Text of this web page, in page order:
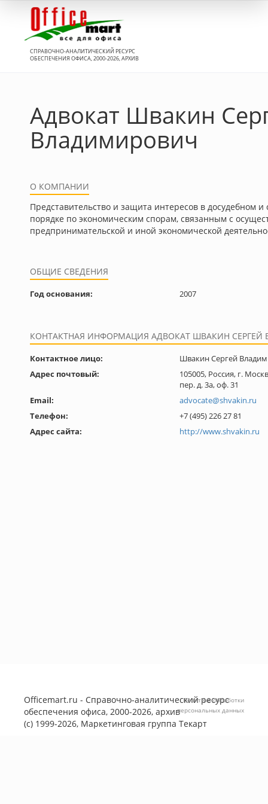
СПРАВОЧНО-АНАЛИТИЧЕСКИЙ РЕСУРС
ОБЕСПЕЧЕНИЯ ОФИСА, 2000-2026, АРХИВ
Адвокат Швакин
Владимирович
О КОМПАНИИ
Представительство и защита интересов в досудебном и
порядке по экономическим спорам, связанным с
предпринимательской и иной экономической
ОБЩИЕ СВЕДЕНИЯ
Год основания: 2007
КОНТАКТНАЯ ИНФОРМАЦИЯ АДВОКАТ ШВАКИН
Контактное лицо:
Швакин Сергей
Адрес почтовый:
105005, Россия, г.
пер. д. 3а, оф. 31
Email:
advocate@shvakin.ru
Телефон:
+7 (495) 226 27 81
Адрес сайта:
http://www.shvakin.ru
Officemart.ru - Справочно-аналитический ресурс
обеспечения офиса, 2000-2026, архив
(с) 1999-2026, Маркетинговая группа Текарт
Политика обработки
персональных данных